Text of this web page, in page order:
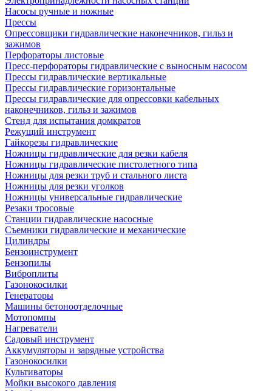
Насосы ручные и ножные
Прессы
Опрессовщики гидравлические наконечников, гильз и
зажимов
Перфораторы листовые
Пресс-перфораторы гидравлические с выносным насосом
Прессы гидравлические вертикальные
Прессы гидравлические горизонтальные
Прессы гидравлические для опрессовки кабельных
наконечников, гильз и зажимов
Стенд для испытания домкратов
Режущий инструмент
Гайкорезы гидравлические
Ножницы гидравлические для резки кабеля
Ножницы гидравлические пистолетного типа
Ножницы для резки труб и стального листа
Ножницы для резки уголков
Ножницы универсальные гидравлические
Резаки тросовые
Станции гидравлические насосные
Съемники гидравлические и механические
Цилиндры
Бензоинструмент
Бензопилы
Виброплиты
Газонокосилки
Генераторы
Машины бетоноотделочные
Мотопомпы
Нагреватели
Садовый инструмент
Аккумуляторы и зарядные устройства
Газонокосилки
Культиваторы
Мойки высокого давления